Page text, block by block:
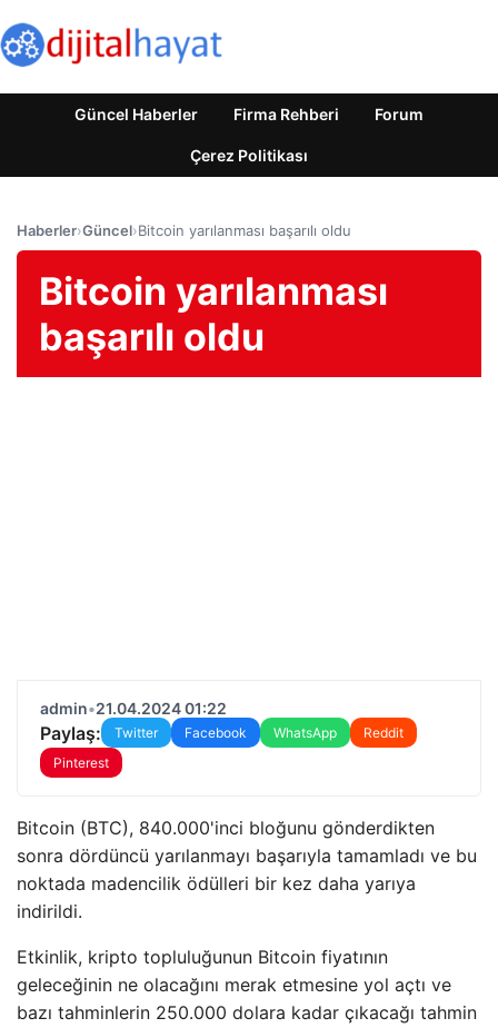
Güncel Haberler Firma Rehberi Forum
Çerez Politikası
Haberler›Güncel›Bitcoin yarılanması başarılı oldu
Bitcoin yarılanması
başarılı oldu
admin•21.04.2024 01:22
Paylaş: Twitter Facebook WhatsApp
Reddit
Pinterest
Bitcoin (BTC), 840.000'inci bloğunu gönderdikten
sonra dördüncü yarılanmayı başarıyla tamamladı ve bu
noktada madencilik ödülleri bir kez daha yarıya
indirildi.
Etkinlik, kripto topluluğunun Bitcoin fiyatının
geleceğinin ne olacağını merak etmesine yol açtı ve
bazı tahminlerin 250.000 dolara kadar çıkacağı tahmin